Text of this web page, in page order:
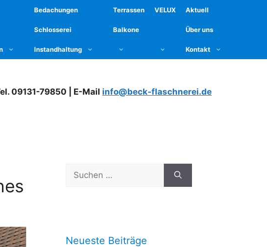
Bedachungen
Schlosserei
Instandhaltung
Terrassen
Balkone
VELUX Aktuell
Über uns
Kontakt
09131-79850 | E-Mail info@beck-flaschnerei.de
Suchen
nach:
Neueste Beiträge